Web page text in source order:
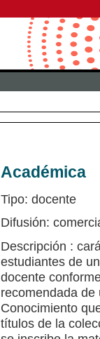
Académica
Tipo: docente
Difusión:
Descripción :
estudiantes de
docente
recomendada
Conocimiento
títulos de la